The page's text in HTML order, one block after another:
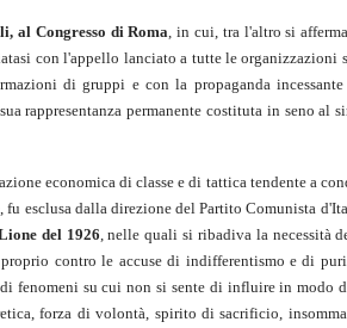
al Congresso di Roma , in cui, tra l'altro si
con l'appello lanciato a tutte le
di gruppi e con la propaganda
rappresentanza permanente costituta in seno al
economica di classe e di tattica tendente a
esclusa dalla direzione del Partito Comunista
del 1926 , nelle quali si ribadiva la necessità
contro le accuse di indifferentismo e di
fenomeni su cui non si sente di influire in modo
forza di volontà, spirito di sacrificio,